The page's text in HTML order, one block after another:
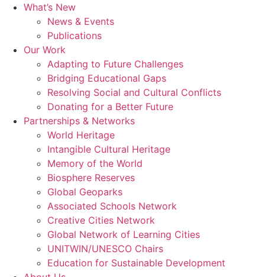
What’s New
News & Events
Publications
Our Work
Adapting to Future Challenges
Bridging Educational Gaps
Resolving Social and Cultural Conflicts
Donating for a Better Future
Partnerships & Networks
World Heritage
Intangible Cultural Heritage
Memory of the World
Biosphere Reserves
Global Geoparks
Associated Schools Network
Creative Cities Network
Global Network of Learning Cities
UNITWIN/UNESCO Chairs
Education for Sustainable Development